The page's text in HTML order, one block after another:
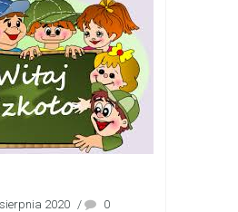
2020 /
0